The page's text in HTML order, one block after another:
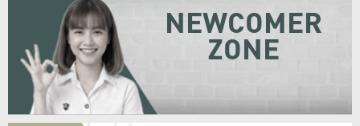
NEWCOMER
ZONE